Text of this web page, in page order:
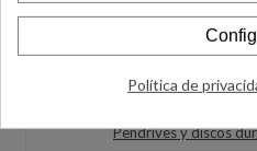
Ordenadores
Impresoras
Monitores
Pendrives y discos
Política de